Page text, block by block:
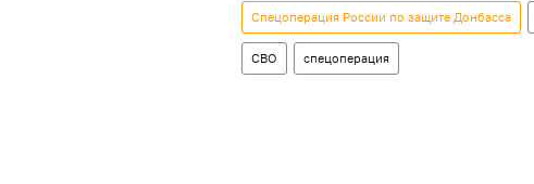
Спецоперация России по защите Донбасса
СВО спецоперация